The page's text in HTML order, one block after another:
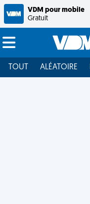
VDM pour mobile
Gratuit
TOUT ALÉATOIRE